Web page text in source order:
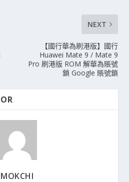
NEXT
【國行華為刷港版】國行
Huawei Mate 9 / Mate 9
Pro 刷港版 ROM 解華為賬號
鎖 Google 賬號鎖
MOKCHI